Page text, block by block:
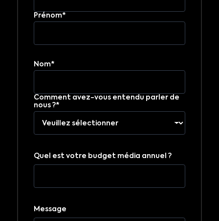
Prénom*
Nom*
Comment avez-vous entendu parler de
nous ?*
Quel est votre budget média annuel ?
Message